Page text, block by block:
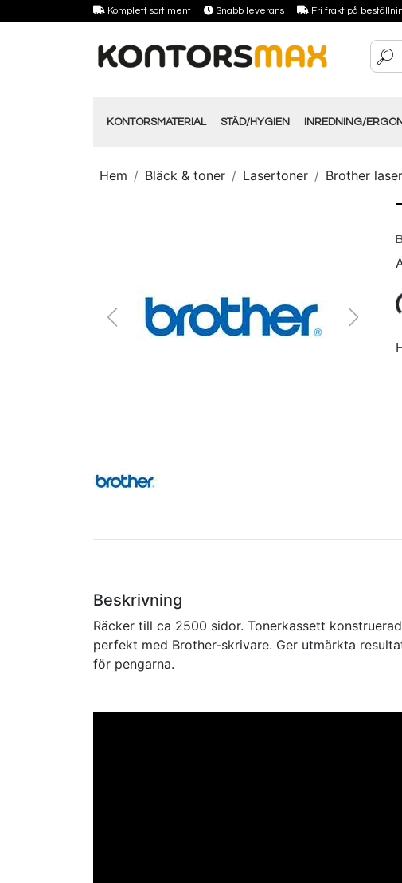
Komplett sortiment Snabb leverans Fri frakt på
KONTORSMATERIAL STÄD/HYGIEN INREDNING/
Hem Bläck & toner Lasertoner Brother
Beskrivning
Räcker till ca 2500 sidor. Tonerkassett
perfekt med Brother-skrivare. Ger utmärkta
för pengarna.